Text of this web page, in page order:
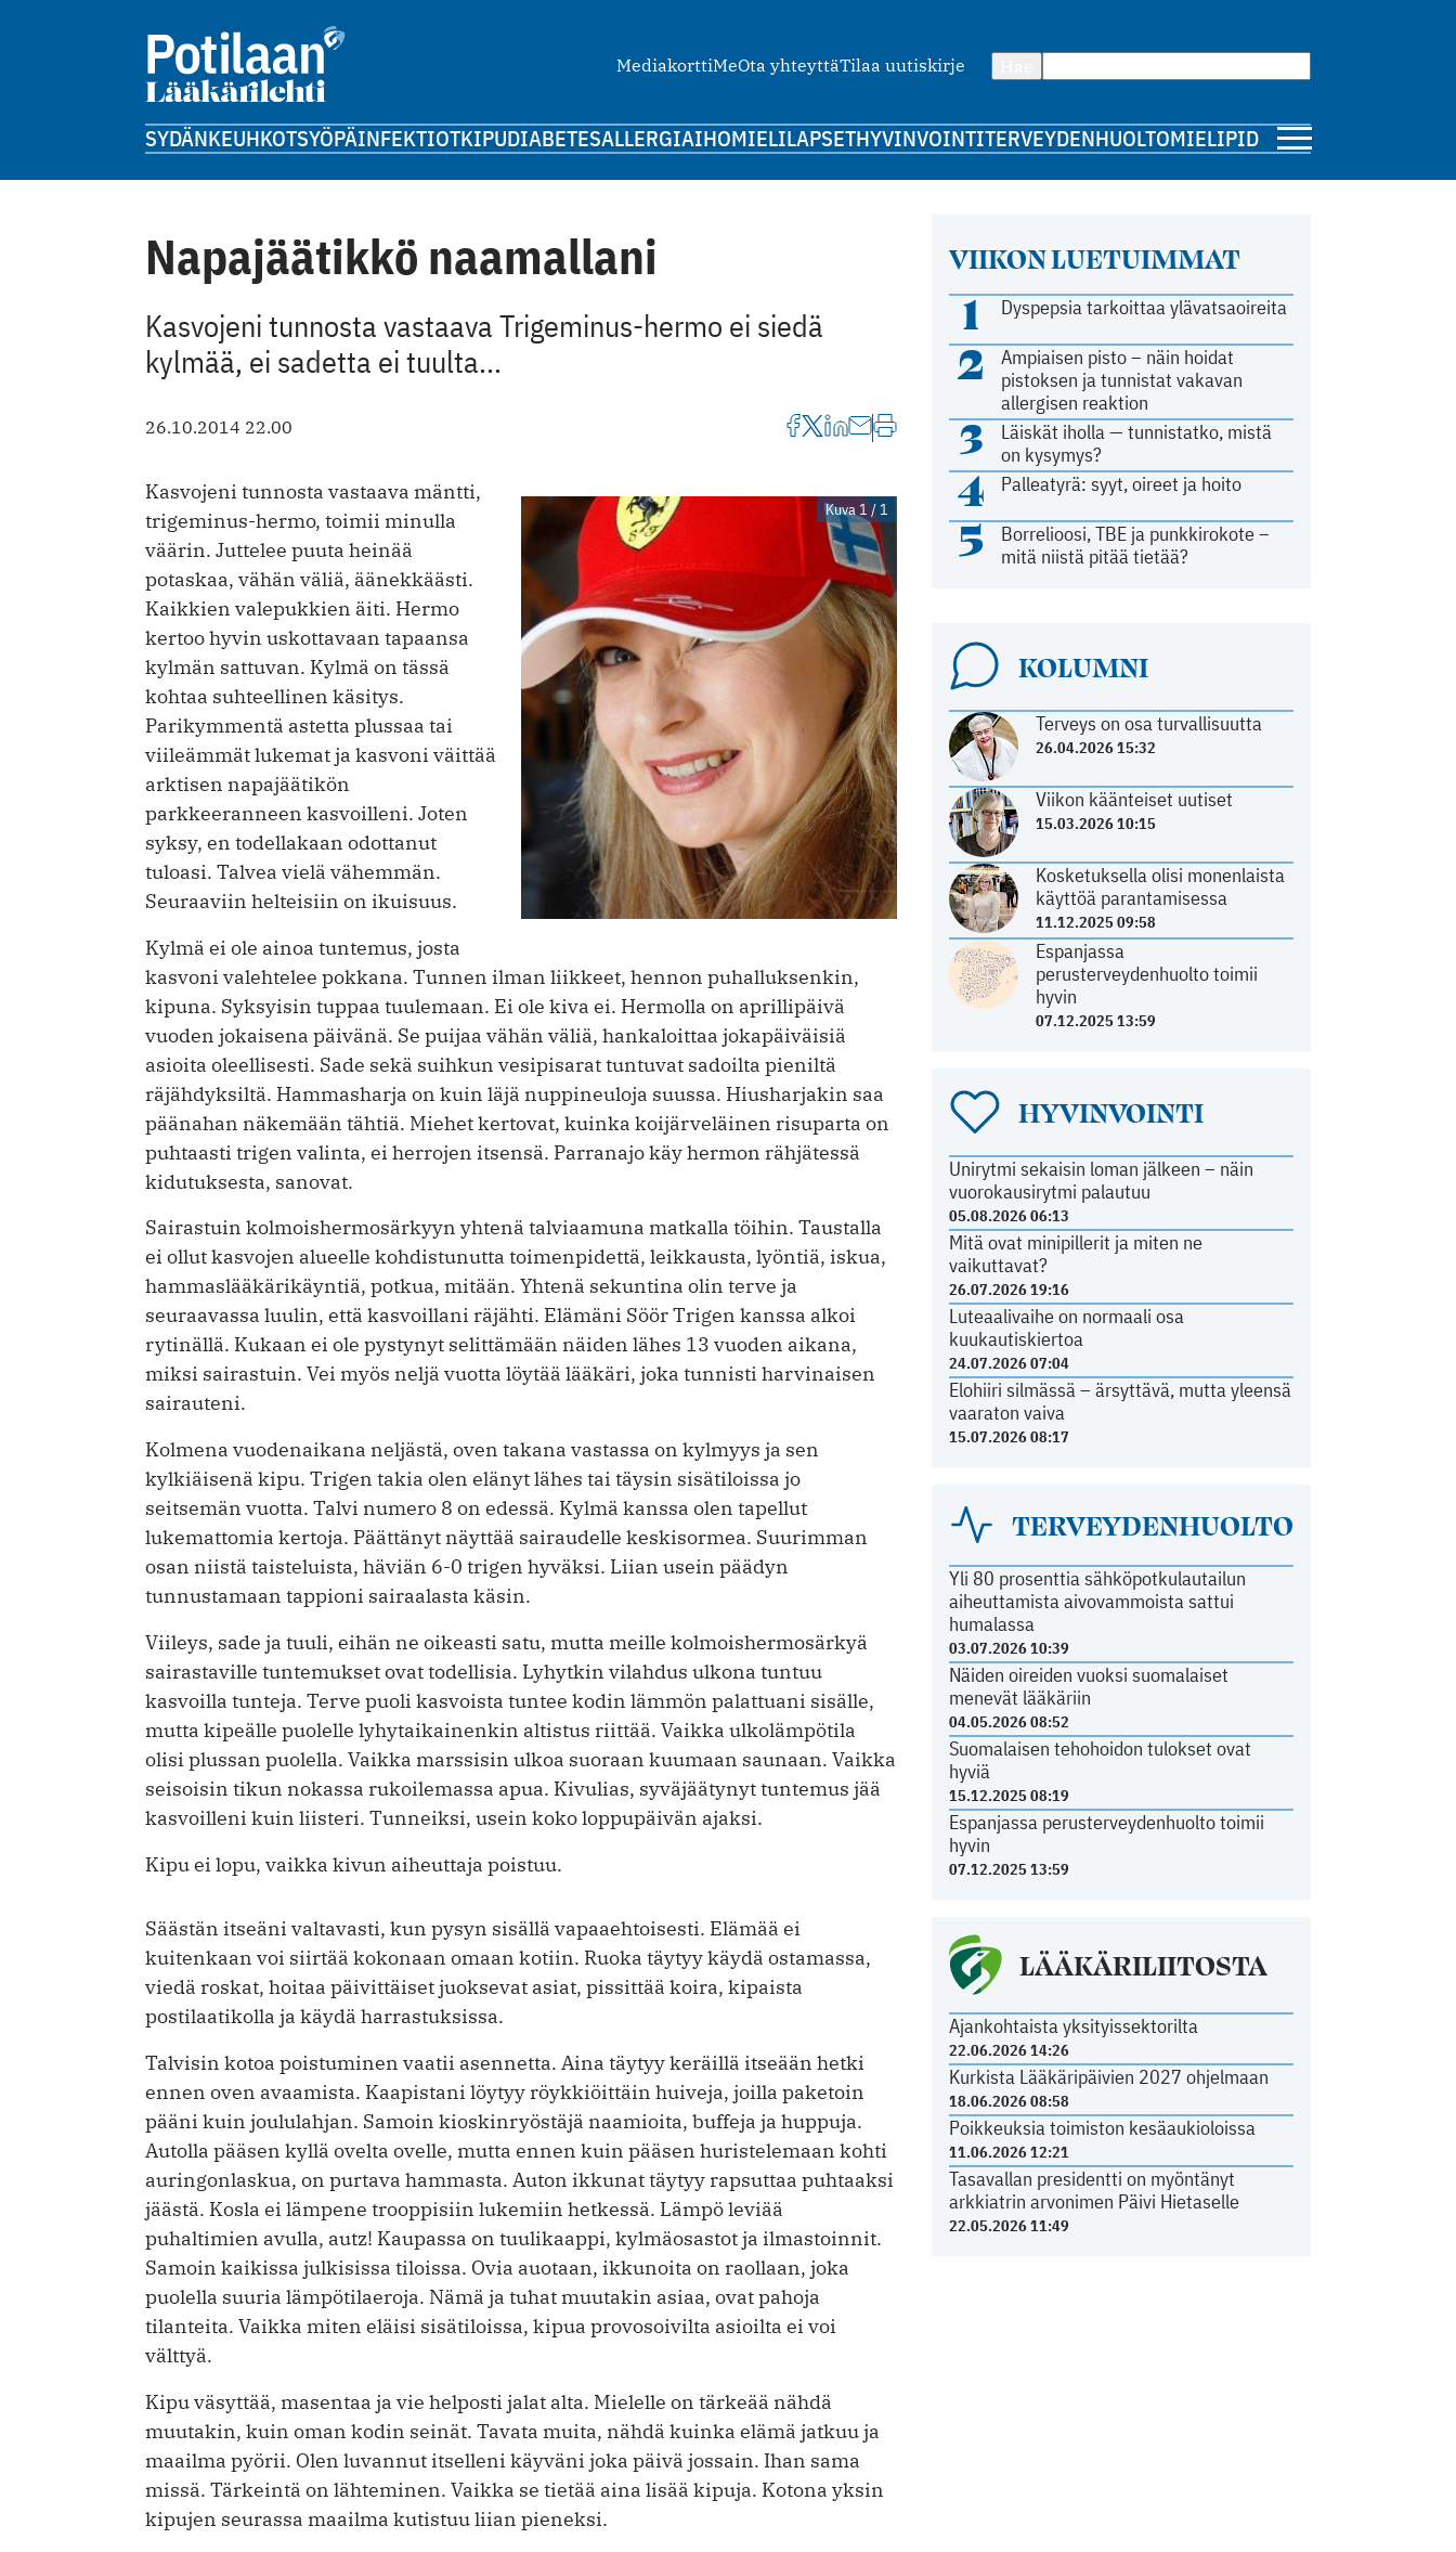
MediakorttiMeOta yhteyttäTilaa uutiskirje
SYDÄNKEUHKOTSYÖPÄINFEKTIOTKIPUDIABETESALLERGIAIHOMIELILAPSETHYVINVOINTITERVEYDENHUOLTOMIELIPIDE
VIIKON LUETUIMMAT
1 Dyspepsia tarkoittaa ylävatsaoireita
2
Ampiaisen pisto – näin hoidat
pistoksen ja tunnistat vakavan
allergisen reaktion
3
Läiskät iholla — tunnistatko, mistä
on kysymys?
4 Palleatyrä: syyt, oireet ja hoito
5
Borrelioosi, TBE ja punkkirokote –
mitä niistä pitää tietää?
KOLUMNI
Terveys on osa turvallisuutta
26.04.2026 15:32
Viikon käänteiset uutiset
15.03.2026 10:15
Kosketuksella olisi monenlaista
käyttöä parantamisessa
11.12.2025 09:58
Espanjassa
perusterveydenhuolto toimii
hyvin
07.12.2025 13:59
HYVINVOINTI
Unirytmi sekaisin loman jälkeen – näin
vuorokausirytmi palautuu
05.08.2026 06:13
Mitä ovat minipillerit ja miten ne
vaikuttavat?
26.07.2026 19:16
Luteaalivaihe on normaali osa
kuukautiskiertoa
24.07.2026 07:04
Elohiiri silmässä – ärsyttävä, mutta yleensä
vaaraton vaiva
15.07.2026 08:17
TERVEYDENHUOLTO
Yli 80 prosenttia sähköpotkulautailun
aiheuttamista aivovammoista sattui
humalassa
03.07.2026 10:39
Näiden oireiden vuoksi suomalaiset
menevät lääkäriin
04.05.2026 08:52
Suomalaisen tehohoidon tulokset ovat
hyviä
15.12.2025 08:19
Espanjassa perusterveydenhuolto toimii
hyvin
07.12.2025 13:59
LÄÄKÄRILIITOSTA
Ajankohtaista yksityissektorilta
22.06.2026 14:26
Kurkista Lääkäripäivien 2027 ohjelmaan
18.06.2026 08:58
Poikkeuksia toimiston kesäaukioloissa
11.06.2026 12:21
Tasavallan presidentti on myöntänyt
arkkiatrin arvonimen Päivi Hietaselle
22.05.2026 11:49
Napajäätikkö naamallani
Kasvojeni tunnosta vastaava Trigeminus-hermo ei siedä
kylmää, ei sadetta ei tuulta...
26.10.2014 22.00
Kuva 1 / 1
Kasvojeni tunnosta vastaava mäntti,
trigeminus-hermo, toimii minulla
väärin. Juttelee puuta heinää
potaskaa, vähän väliä, äänekkäästi.
Kaikkien valepukkien äiti. Hermo
kertoo hyvin uskottavaan tapaansa
kylmän sattuvan. Kylmä on tässä
kohtaa suhteellinen käsitys.
Parikymmentä astetta plussaa tai
viileämmät lukemat ja kasvoni väittää
arktisen napajäätikön
parkkeeranneen kasvoilleni. Joten
syksy, en todellakaan odottanut
tuloasi. Talvea vielä vähemmän.
Seuraaviin helteisiin on ikuisuus.
Kylmä ei ole ainoa tuntemus, josta
kasvoni valehtelee pokkana. Tunnen ilman liikkeet, hennon puhalluksenkin,
kipuna. Syksyisin tuppaa tuulemaan. Ei ole kiva ei. Hermolla on aprillipäivä
vuoden jokaisena päivänä. Se puijaa vähän väliä, hankaloittaa jokapäiväisiä
asioita oleellisesti. Sade sekä suihkun vesipisarat tuntuvat sadoilta pieniltä
räjähdyksiltä. Hammasharja on kuin läjä nuppineuloja suussa. Hiusharjakin saa
päänahan näkemään tähtiä. Miehet kertovat, kuinka koijärveläinen risuparta on
puhtaasti trigen valinta, ei herrojen itsensä. Parranajo käy hermon rähjätessä
kidutuksesta, sanovat.
Sairastuin kolmoishermosärkyyn yhtenä talviaamuna matkalla töihin. Taustalla
ei ollut kasvojen alueelle kohdistunutta toimenpidettä, leikkausta, lyöntiä, iskua,
hammaslääkärikäyntiä, potkua, mitään. Yhtenä sekuntina olin terve ja
seuraavassa luulin, että kasvoillani räjähti. Elämäni Söör Trigen kanssa alkoi
rytinällä. Kukaan ei ole pystynyt selittämään näiden lähes 13 vuoden aikana,
miksi sairastuin. Vei myös neljä vuotta löytää lääkäri, joka tunnisti harvinaisen
sairauteni.
Kolmena vuodenaikana neljästä, oven takana vastassa on kylmyys ja sen
kylkiäisenä kipu. Trigen takia olen elänyt lähes tai täysin sisätiloissa jo
seitsemän vuotta. Talvi numero 8 on edessä. Kylmä kanssa olen tapellut
lukemattomia kertoja. Päättänyt näyttää sairaudelle keskisormea. Suurimman
osan niistä taisteluista, häviän 6-0 trigen hyväksi. Liian usein päädyn
tunnustamaan tappioni sairaalasta käsin.
Viileys, sade ja tuuli, eihän ne oikeasti satu, mutta meille kolmoishermosärkyä
sairastaville tuntemukset ovat todellisia. Lyhytkin vilahdus ulkona tuntuu
kasvoilla tunteja. Terve puoli kasvoista tuntee kodin lämmön palattuani sisälle,
mutta kipeälle puolelle lyhytaikainenkin altistus riittää. Vaikka ulkolämpötila
olisi plussan puolella. Vaikka marssisin ulkoa suoraan kuumaan saunaan. Vaikka
seisoisin tikun nokassa rukoilemassa apua. Kivulias, syväjäätynyt tuntemus jää
kasvoilleni kuin liisteri. Tunneiksi, usein koko loppupäivän ajaksi.
Kipu ei lopu, vaikka kivun aiheuttaja poistuu.
Säästän itseäni valtavasti, kun pysyn sisällä vapaaehtoisesti. Elämää ei
kuitenkaan voi siirtää kokonaan omaan kotiin. Ruoka täytyy käydä ostamassa,
viedä roskat, hoitaa päivittäiset juoksevat asiat, pissittää koira, kipaista
postilaatikolla ja käydä harrastuksissa.
Talvisin kotoa poistuminen vaatii asennetta. Aina täytyy keräillä itseään hetki
ennen oven avaamista. Kaapistani löytyy röykkiöittäin huiveja, joilla paketoin
pääni kuin joululahjan. Samoin kioskinryöstäjä naamioita, buffeja ja huppuja.
Autolla pääsen kyllä ovelta ovelle, mutta ennen kuin pääsen huristelemaan kohti
auringonlaskua, on purtava hammasta. Auton ikkunat täytyy rapsuttaa puhtaaksi
jäästä. Kosla ei lämpene trooppisiin lukemiin hetkessä. Lämpö leviää
puhaltimien avulla, autz! Kaupassa on tuulikaappi, kylmäosastot ja ilmastoinnit.
Samoin kaikissa julkisissa tiloissa. Ovia auotaan, ikkunoita on raollaan, joka
puolella suuria lämpötilaeroja. Nämä ja tuhat muutakin asiaa, ovat pahoja
tilanteita. Vaikka miten eläisi sisätiloissa, kipua provosoivilta asioilta ei voi
välttyä.
Kipu väsyttää, masentaa ja vie helposti jalat alta. Mielelle on tärkeää nähdä
muutakin, kuin oman kodin seinät. Tavata muita, nähdä kuinka elämä jatkuu ja
maailma pyörii. Olen luvannut itselleni käyväni joka päivä jossain. Ihan sama
missä. Tärkeintä on lähteminen. Vaikka se tietää aina lisää kipuja. Kotona yksin
kipujen seurassa maailma kutistuu liian pieneksi.